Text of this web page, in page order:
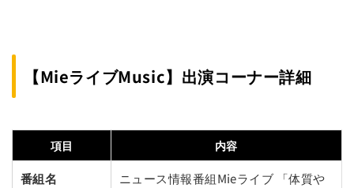
【MieライブMusic】出演コーナー詳細
項目
内容
番組名
ニュース情報番組Mieライブ 「体質や